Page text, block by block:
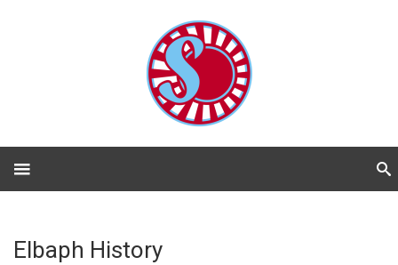
Elbaph History